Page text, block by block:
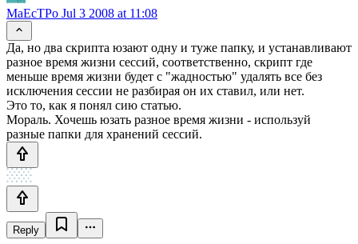
MaEcTPo Jul 3 2008 at 11:08
Да, но два скрипта юзают одну и туже папку, и устанавливают
разное время жизни сессий, соответственно, скрипт где
меньше время жизни будет с "жадностью" удалять все без
исключения сессии не разбирая он их ставил, или нет.
Это то, как я понял сию статью.
Мораль. Хочешь юзать разное время жизни - используй
разные папки для хранений сессий.
Reply